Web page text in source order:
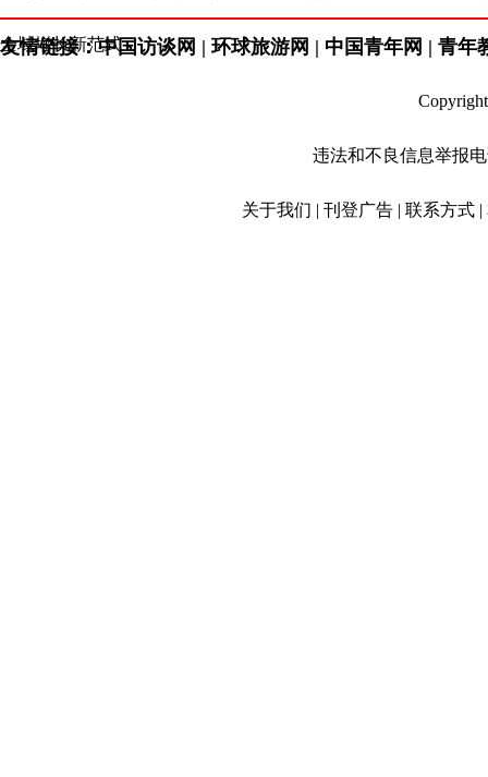
全域增长新范式
友情链接：中国访谈网 | 环球旅游网 | 中国青年网 | 青年
违法和不良信息举报电
关于我们 | 刊登广告 | 联系方式